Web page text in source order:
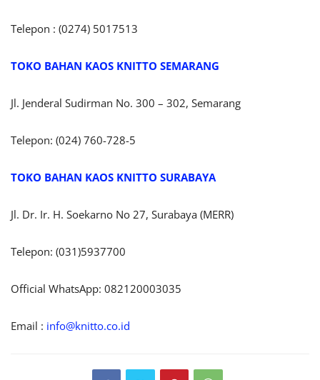
Telepon : (0274) 5017513
TOKO BAHAN KAOS KNITTO SEMARANG
Jl. Jenderal Sudirman No. 300 – 302, Semarang
Telepon: (024) 760-728-5
TOKO BAHAN KAOS KNITTO SURABAYA
Jl. Dr. Ir. H. Soekarno No 27, Surabaya (MERR)
Telepon: (031)5937700
Official WhatsApp: 082120003035
Email : info@knitto.co.id